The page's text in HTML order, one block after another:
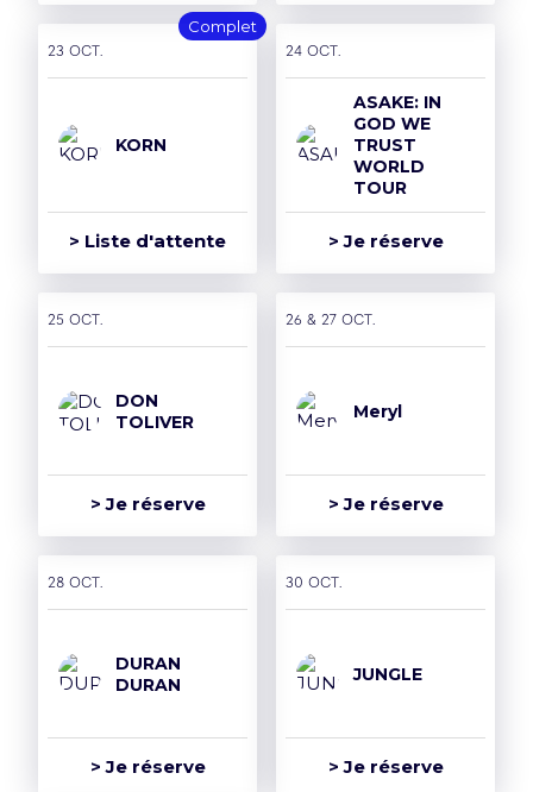
Complet
23 oct.
KORN
> Liste d'attente
24 oct.
ASAKE: IN
GOD WE
TRUST
WORLD
TOUR
> Je réserve
25 oct.
DON
TOLIVER
> Je réserve
26 & 27 oct.
Meryl
> Je réserve
28 oct.
DURAN
DURAN
> Je réserve
30 oct.
JUNGLE
> Je réserve